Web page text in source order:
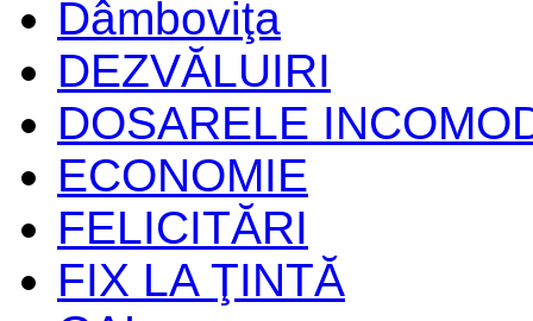
Dâmboviţa
DEZVĂLUIRI
DOSARELE
ECONOMIE
FELICITĂRI
FIX LA ŢINTĂ